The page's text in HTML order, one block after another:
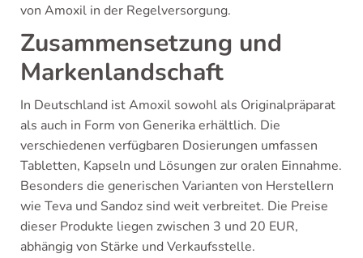
von Amoxil in der Regelversorgung.
Zusammensetzung und
Markenlandschaft
In Deutschland ist Amoxil sowohl als Originalpräparat
als auch in Form von Generika erhältlich. Die
verschiedenen verfügbaren Dosierungen umfassen
Tabletten, Kapseln und Lösungen zur oralen Einnahme.
Besonders die generischen Varianten von Herstellern
wie Teva und Sandoz sind weit verbreitet. Die Preise
dieser Produkte liegen zwischen 3 und 20 EUR,
abhängig von Stärke und Verkaufsstelle.